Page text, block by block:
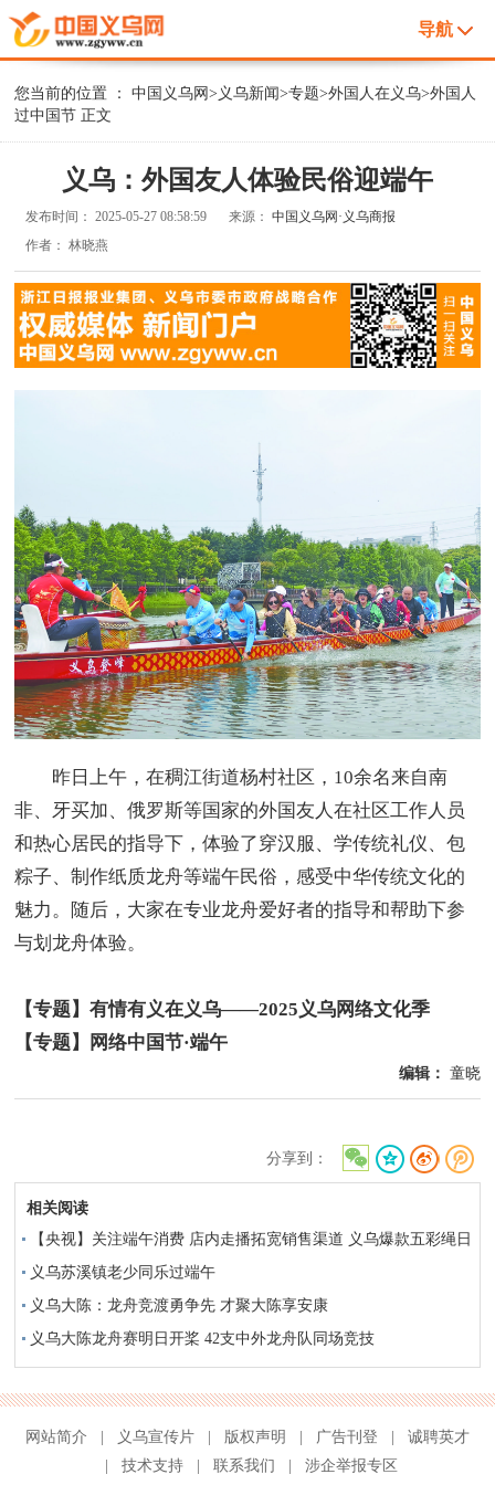
导航
您当前的位置 ：中国义乌网> 义乌新闻>专题>外国人在义乌>外国人
过中国节 正文
义乌：外国友人体验民俗迎端午
发布时间：2025-05-27 08:58:59 来源：中国义乌网·义乌商报
作者：林晓燕
昨日上午，在稠江街道杨村社区，10余名来自南
非、牙买加、俄罗斯等国家的外国友人在社区工作人员
和热心居民的指导下，体验了穿汉服、学传统礼仪、包
粽子、制作纸质龙舟等端午民俗，感受中华传统文化的
魅力。随后，大家在专业龙舟爱好者的指导和帮助下参
与划龙舟体验。
【专题】有情有义在义乌——2025义乌网络文化季
【专题】网络中国节·端午
编辑： 童晓
分享到：
相关阅读
【央视】关注端午消费 店内走播拓宽销售渠道 义乌爆款五彩绳日
销八万条
义乌苏溪镇老少同乐过端午
义乌大陈：龙舟竞渡勇争先 才聚大陈享安康
义乌大陈龙舟赛明日开桨 42支中外龙舟队同场竞技
网站简介 义乌宣传片 版权声明 广告刊登
诚聘英才
技术支持 联系我们 涉企举报专区